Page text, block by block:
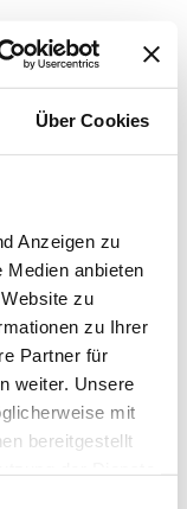
Über Cookies
Anzeigen zu
Medien anbieten
zu
zu Ihrer
Partner für
weiter. Unsere
mit
bereitgestellt